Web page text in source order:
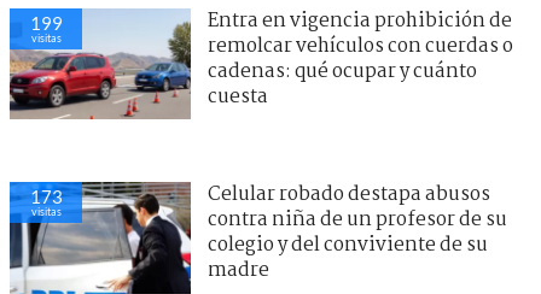
199
visitas
Entra en vigencia prohibición de
remolcar vehículos con cuerdas o
cadenas: qué ocupar y cuánto
cuesta
173
visitas
Celular robado destapa abusos
contra niña de un profesor de su
colegio y del conviviente de su
madre